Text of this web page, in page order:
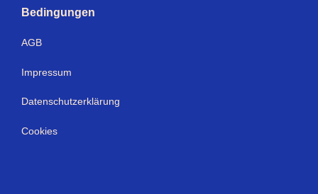
Bedingungen
AGB
Impressum
Datenschutzerklärung
Cookies